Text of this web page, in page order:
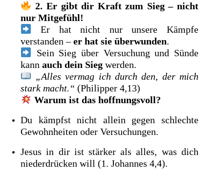
2. Er gibt dir Kraft zum Sieg – nicht
nur Mitgefühl!
Er hat nicht nur unsere Kämpfe
verstanden –er hat sie überwunden.
Sein Sieg über Versuchung und Sünde
kannauch dein Sieg werden.
„Alles vermag ich durch den, der mich
stark macht.“ (Philipper 4,13)
Warum ist das hoffnungsvoll?
Du kämpfst nicht allein gegen schlechte
Gewohnheiten oder Versuchungen.
Jesus in dir ist stärker als alles, was dich
niederdrücken will (1. Johannes 4,4).